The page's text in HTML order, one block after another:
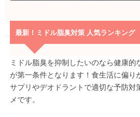
最新！ミドル脂臭対策 人気ランキング
ミドル脂臭を抑制したいのなら健康的
が第一条件となります！食生活に偏り
サプリやデオドラントで適切な予防対
メです。